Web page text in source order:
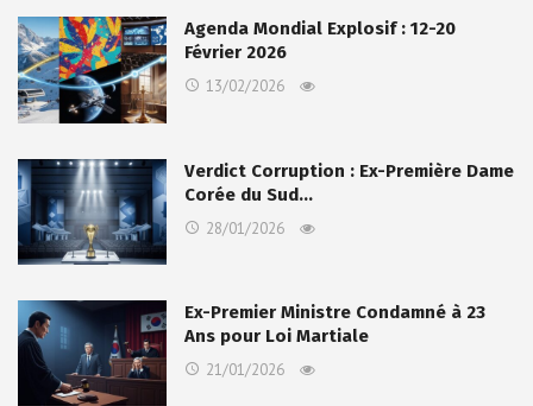
Agenda Mondial Explosif : 12-20
Février 2026
13/02/2026
Verdict Corruption : Ex-Première Dame
Corée du Sud…
28/01/2026
Ex-Premier Ministre Condamné à 23
Ans pour Loi Martiale
21/01/2026